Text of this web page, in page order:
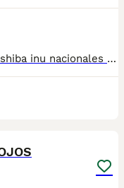
Disponibles preciosos cachorros de shiba inu nacionales criados en nuestras instalaciones, en un ambiente familiar y responsable. Nuestros cachorros se entregan con cartilla de primera vacunación, vacunas correspondientes a su edad, desparasitados interna y externamente, y con microchip implantado y dado de alta. Además, realizamos un contrato de garantía que incluye: • Garantía vírica de 15 días. • Garantía congénita de 1 año. Desde la fecha de entrega del cachorro. Nos comprometemos al 100% con la salud, el bienestar y el cuidado de nuestros pequeños. Disponemos de Núcleo Zoológico Para más información, imágenes o cualquier consulta sin compromiso, pueden contactar con nosotros en los teléfonos: CRISTINA 📞 722 788 399 📞 932 514 529